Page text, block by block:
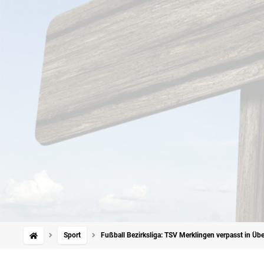
Sport Fußball Bezirksliga: TSV Merklingen verpasst in